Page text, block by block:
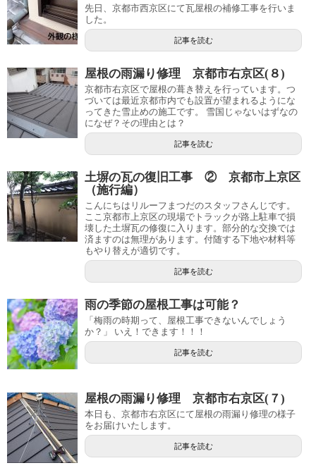
先日、京都市西京区にて瓦屋根の補修工事を行いま
した。
記事を読む
屋根の雨漏り修理 京都市右京区(８)
京都市右京区で屋根の葺き替えを行っています。つ
づいては最近京都市内でも設置が望まれるようにな
ってきた雪止めの施工です。 雪国じゃないはずなの
になぜ？その理由とは？
記事を読む
土塀の瓦の復旧工事 ② 京都市上京区
（施行編）
こんにちはリルーフまつだのスタッフさんじです。
ここ京都市上京区の現場でトラックが路上駐車で損
壊した土塀瓦の修復に入ります。部分的な交換では
済ますのは無理があります。付随する下地や材料等
もやり替えが適切です。
記事を読む
雨の季節の屋根工事は可能？
「梅雨の時期って、屋根工事できないんでしょう
か？」 いえ！できます！！！
記事を読む
屋根の雨漏り修理 京都市右京区(７)
本日も、京都市右京区にて屋根の雨漏り修理の様子
をお届けいたします。
記事を読む